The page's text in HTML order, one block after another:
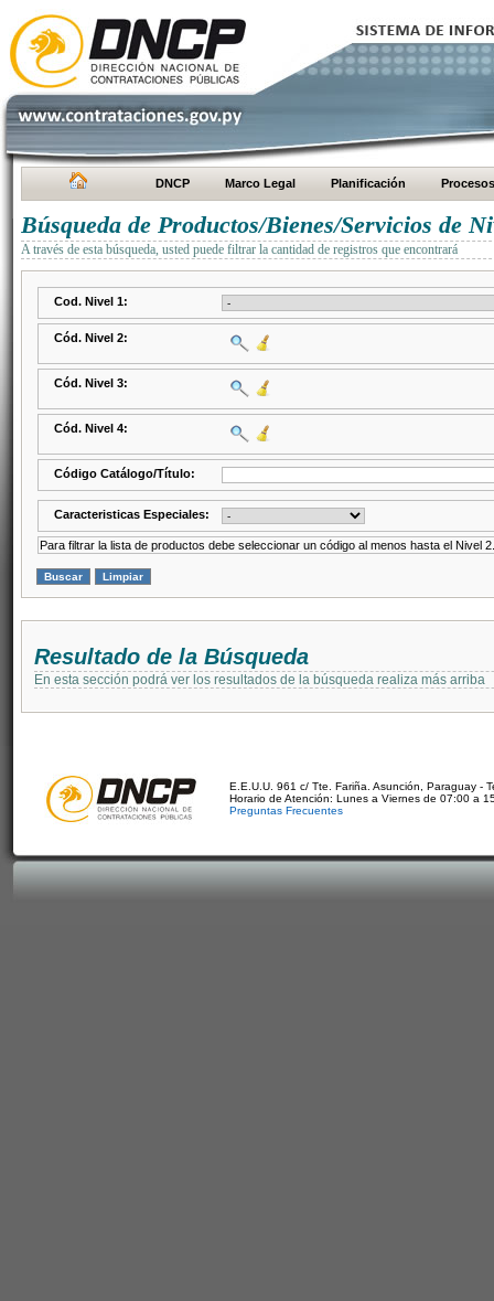
DNCP Marco Legal Planificación Procesos
Búsqueda de Productos/Bienes/Servicios de
A través de esta búsqueda, usted puede filtrar la cantidad de registros que encontrará
Cod. Nivel 1:
Cód. Nivel 2:
Cód. Nivel 3:
Cód. Nivel 4:
Código Catálogo/Título:
Caracteristicas Especiales:
Para filtrar la lista de productos debe seleccionar un código al menos hasta el Nivel 2.
Resultado de la Búsqueda
En esta sección podrá ver los resultados de la búsqueda realiza más arriba
E.E.U.U. 961 c/ Tte. Fariña. Asunción, Paraguay -
Horario de Atención: Lunes a Viernes de 07:00 a
Preguntas Frecuentes